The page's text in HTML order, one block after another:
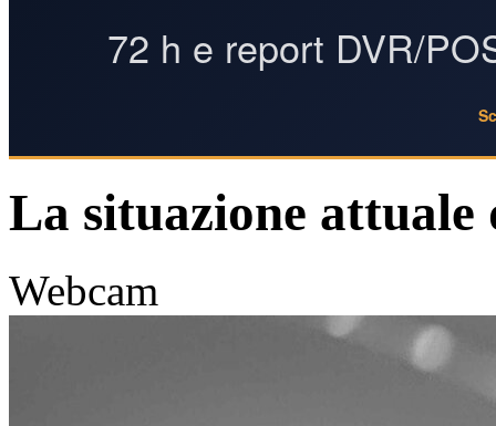
72 h e report DVR/
La situazione attuale
Webcam